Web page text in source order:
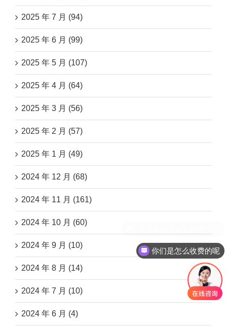
2025 年 7 月 (94)
2025 年 6 月 (99)
2025 年 5 月 (107)
2025 年 4 月 (64)
2025 年 3 月 (56)
2025 年 2 月 (57)
2025 年 1 月 (49)
2024 年 12 月 (68)
2024 年 11 月 (161)
2024 年 10 月 (60)
2024 年 9 月 (10)
2024 年 8 月 (14)
2024 年 7 月 (10)
2024 年 6 月 (4)
你们是怎么收费的呢